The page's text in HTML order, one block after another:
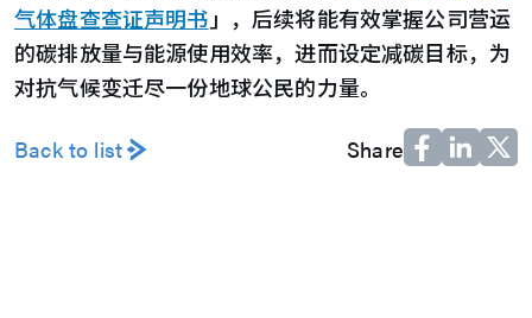
气体盘查查证声明书 」，后续将能有效掌握公司营运
的碳排放量与能源使用效率，进而设定减碳目标，为
对抗气候变迁尽一份地球公民的力量。
Back to list Share